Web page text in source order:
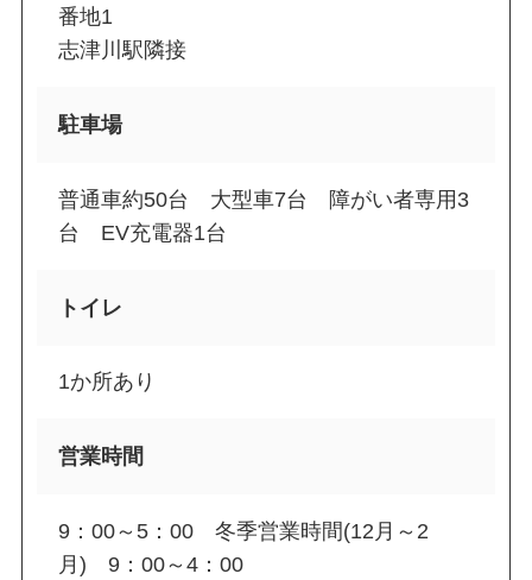
番地1
志津川駅隣接
駐車場
普通車約50台 大型車7台 障がい者専用3
台 EV充電器1台
トイレ
1か所あり
営業時間
9：00～5：00 冬季営業時間(12月～2
月) 9：00～4：00